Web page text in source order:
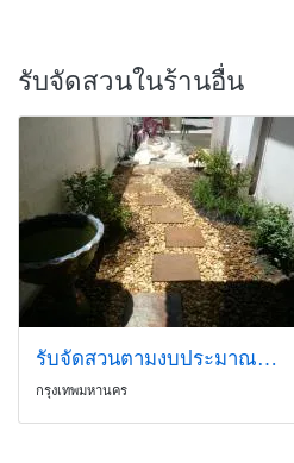
รับจัดสวนในร้านอื่น
รับจัดสวนตามงบประมาณของท่าน
กรุงเทพมหานคร